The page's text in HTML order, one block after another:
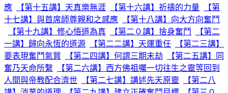
應
【第十五講】天真樂無涯 【第十六講】祈禱的力量
【第
十七講】與首席師尊親和之感應
【第十八講】向大方向奮鬥
【第十九講】修心悟道為真
【第二０講】捨身奮鬥
【第二
一講】歸向永恆的道源
【第二二講】天運重任
【第二三講】
要表現奮鬥氣質
【第二四講】何謂三期末劫
【第二五講】同
奮乃天命所繫
【第二六講】西方佛祖囑一切往生之靈等回到
人間與帝教配合濟世
【第二七講】講述先天原靈
【第二八